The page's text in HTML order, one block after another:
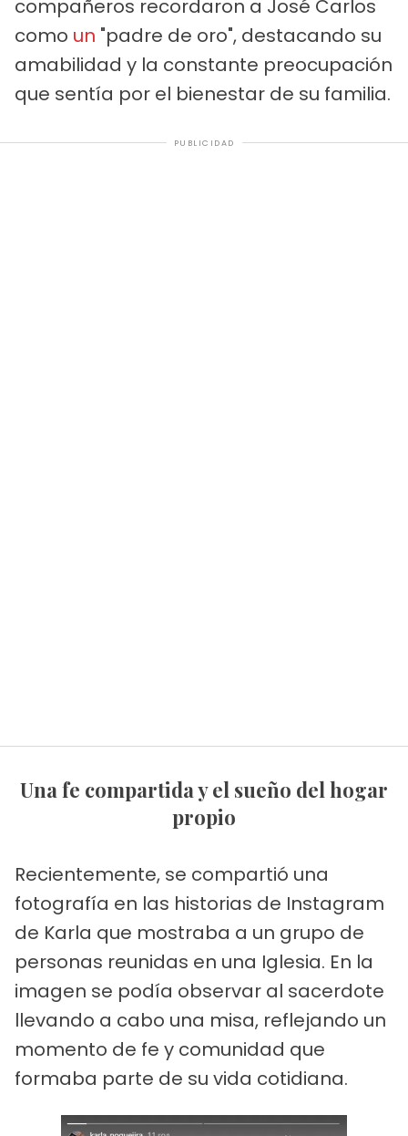
compañeros recordaron a José Carlos
como un "padre de oro", destacando su
amabilidad y la constante preocupación
que sentía por el bienestar de su familia.
PUBLICIDAD
Una fe compartida y el sueño del hogar
propio
Recientemente, se compartió una
fotografía en las historias de Instagram
de Karla que mostraba a un grupo de
personas reunidas en una Iglesia. En la
imagen se podía observar al sacerdote
llevando a cabo una misa, reflejando un
momento de fe y comunidad que
formaba parte de su vida cotidiana.